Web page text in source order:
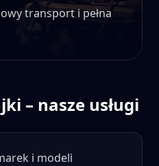
transport i pełna
– nasze usługi
i modeli